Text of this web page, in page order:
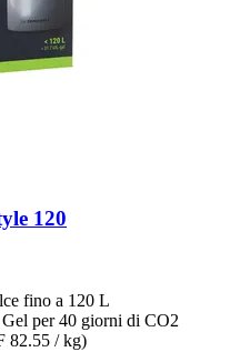
120
fino a 120 L
per 40 giorni di CO2
82.55 / kg)